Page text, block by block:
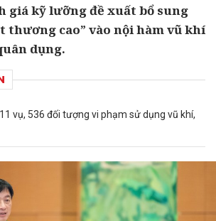
giá kỹ lưỡng đề xuất bổ sung
thương cao” vào nội hàm vũ khí
dụng.
vụ, 536 đối tượng vi phạm sử dụng vũ khí,